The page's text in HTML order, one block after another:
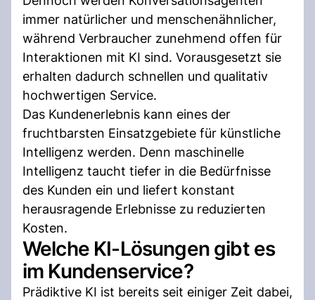
immer natürlicher und menschenähnlicher,
während Verbraucher zunehmend offen für
Interaktionen mit KI sind. Vorausgesetzt sie
erhalten dadurch schnellen und qualitativ
hochwertigen Service.
Das Kundenerlebnis kann eines der
fruchtbarsten Einsatzgebiete für künstliche
Intelligenz werden. Denn maschinelle
Intelligenz taucht tiefer in die Bedürfnisse
des Kunden ein und liefert konstant
herausragende Erlebnisse zu reduzierten
Kosten.
Welche KI-Lösungen gibt es
im Kundenservice?
Prädiktive KI ist bereits seit einiger Zeit dabei,